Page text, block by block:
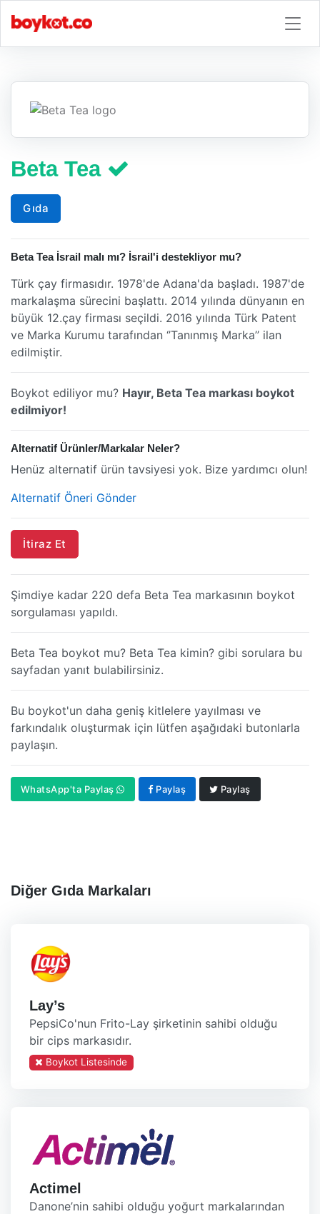
Beta Tea
Gıda
Beta Tea İsrail malı mı? İsrail'i destekliyor mu?
Türk çay firmasıdır. 1978'de Adana'da başladı. 1987'de
markalaşma sürecini başlattı. 2014 yılında dünyanın en
büyük 12.çay firması seçildi. 2016 yılında Türk Patent
ve Marka Kurumu tarafından ‘’Tanınmış Marka’’ ilan
edilmiştir.
Boykot ediliyor mu? Hayır, Beta Tea markası boykot
edilmiyor!
Alternatif Ürünler/Markalar Neler?
Henüz alternatif ürün tavsiyesi yok. Bize yardımcı olun!
Alternatif Öneri Gönder
İtiraz Et
Şimdiye kadar 220 defa Beta Tea markasının boykot
sorgulaması yapıldı.
Beta Tea boykot mu? Beta Tea kimin? gibi sorulara bu
sayfadan yanıt bulabilirsiniz.
Bu boykot'un daha geniş kitlelere yayılması ve
farkındalık oluşturmak için lütfen aşağıdaki butonlarla
paylaşın.
WhatsApp'ta Paylaş Paylaş Paylaş
Diğer Gıda Markaları
Lay’s
PepsiCo'nun Frito-Lay şirketinin sahibi olduğu
bir cips markasıdır.
Boykot Listesinde
Actimel
Danone’nin sahibi olduğu yoğurt markalarından